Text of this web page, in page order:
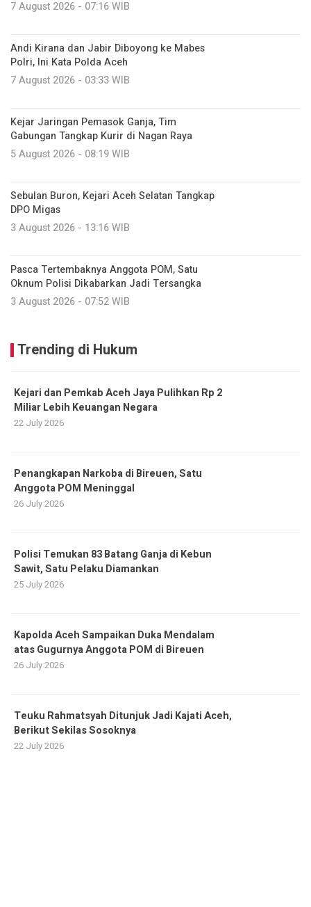
7 August 2026 - 07:16 WIB
Andi Kirana dan Jabir Diboyong ke Mabes
Polri, Ini Kata Polda Aceh
7 August 2026 - 03:33 WIB
Kejar Jaringan Pemasok Ganja, Tim
Gabungan Tangkap Kurir di Nagan Raya
5 August 2026 - 08:19 WIB
Sebulan Buron, Kejari Aceh Selatan Tangkap
DPO Migas
3 August 2026 - 13:16 WIB
Pasca Tertembaknya Anggota POM, Satu
Oknum Polisi Dikabarkan Jadi Tersangka
3 August 2026 - 07:52 WIB
Trending di Hukum
Kejari dan Pemkab Aceh Jaya Pulihkan Rp 2
Miliar Lebih Keuangan Negara
22 July 2026
Penangkapan Narkoba di Bireuen, Satu
Anggota POM Meninggal
26 July 2026
Polisi Temukan 83 Batang Ganja di Kebun
Sawit, Satu Pelaku Diamankan
25 July 2026
Kapolda Aceh Sampaikan Duka Mendalam
atas Gugurnya Anggota POM di Bireuen
26 July 2026
Teuku Rahmatsyah Ditunjuk Jadi Kajati Aceh,
Berikut Sekilas Sosoknya
22 July 2026